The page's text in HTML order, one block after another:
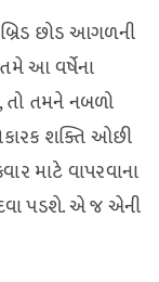
છોડ આગળની
આ વર્ષેના
તો તમને નબળો
શક્તિ ઓછી
માટે વાપરવાના
પડશે. એ જ એની